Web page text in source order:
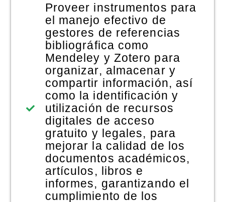
Proveer instrumentos para
el manejo efectivo de
gestores de referencias
bibliográfica como
Mendeley y Zotero para
organizar, almacenar y
compartir información, así
como la identificación y
utilización de recursos
digitales de acceso
gratuito y legales, para
mejorar la calidad de los
documentos académicos,
artículos, libros e
informes, garantizando el
cumplimiento de los